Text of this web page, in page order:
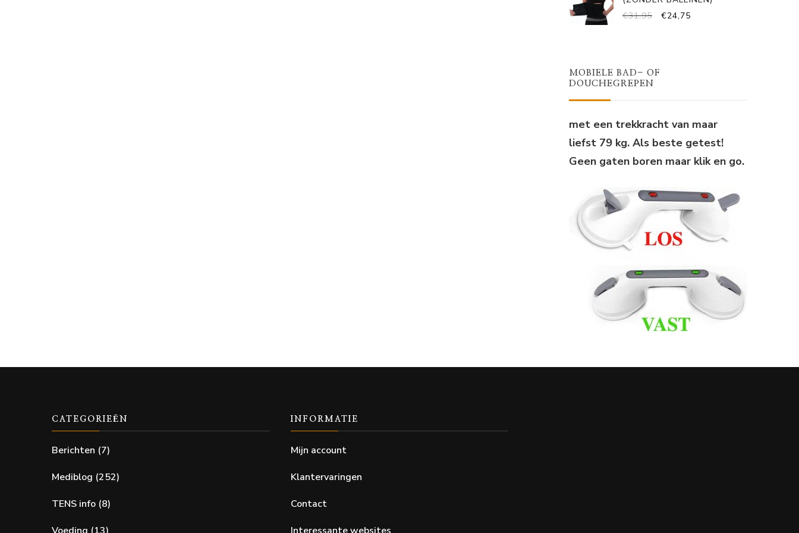
€31,95
OORSPRONKELIJKE
€24,75
MOBIELE BAD- OF
DOUCHEGREPEN
met een trekkracht van maar
liefst 79 kg. Als beste getest!
Geen gaten boren maar klik en go.
CATEGORIEËN
Berichten (7)
Mediblog (252)
TENS info (8)
INFORMATIE
Mijn account
Klantervaringen
Contact